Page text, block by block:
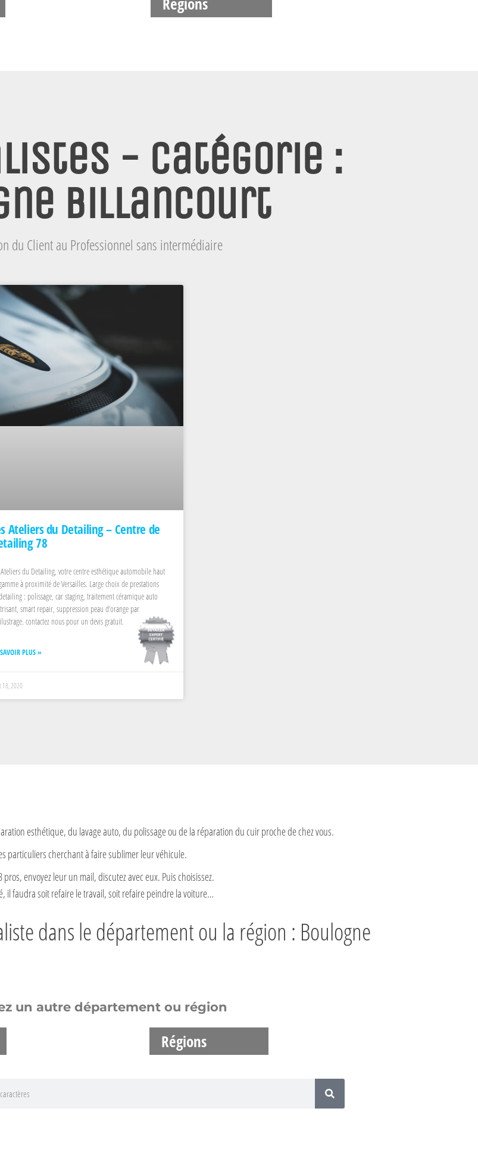
- Catégorie :
Billancourt
du Client au Professionnel sans intermédiaire
Ateliers du Detailing – Centre de
78
Ateliers du Detailing, votre centre esthétique automobile haut
à proximité de Versailles. Large choix de prestations
: polissage, car staging, traitement céramique auto
smart repair, suppression peau d’orange par
contactez nous pour un devis gratuit.
PLUS »
18, 2020
esthétique, du lavage auto, du polissage ou de la réparation du cuir proche de chez vous.
particuliers cherchant à faire sublimer leur véhicule.
envoyez leur un mail, discutez avec eux. Puis choisissez.
il faudra soit refaire le travail, soit refaire peindre la voiture…
dans le département ou la région : Boulogne
un autre département ou région
Régions